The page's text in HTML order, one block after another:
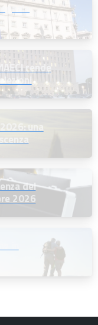
rende
del
2026